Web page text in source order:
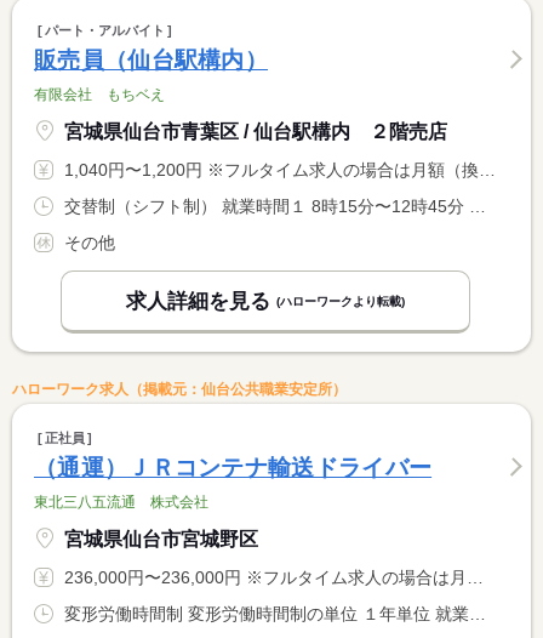
パート・アルバイト
販売員（仙台駅構内）
有限会社 もちベえ
宮城県仙台市青葉区 / 仙台駅構内 ２階売店
1,040円〜1,200円 ※フルタイム求人の場合は月額（換算額）、パート求人の場合は時間額を表示しています。
その他
求人詳細を見る (ハローワークより転載)
ハローワーク求人（掲載元：仙台公共職業安定所）
正社員
（通運）ＪＲコンテナ輸送ドライバー
東北三八五流通 株式会社
宮城県仙台市宮城野区
236,000円〜236,000円 ※フルタイム求人の場合は月額（換算額）、パート求人の場合は時間額を表示しています。